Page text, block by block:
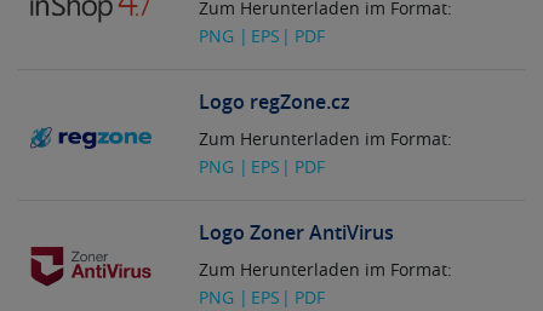
Zum Herunterladen im Format:
PNG
EPS PDF
Logo regZone.cz
Zum Herunterladen im Format:
PNG
EPS PDF
Logo Zoner AntiVirus
Zum Herunterladen im Format:
PNG
EPS PDF